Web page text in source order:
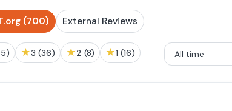
(700) External Reviews
★ 3 (36) ★ 2 (8) ★ 1 (16)